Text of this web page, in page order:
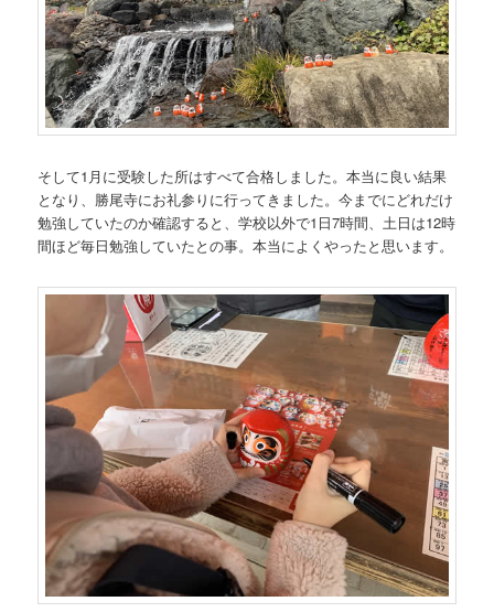
そして1月に受験した所はすべて合格しました。本当に良い結果
となり、勝尾寺にお礼参りに行ってきました。今までにどれだけ
勉強していたのか確認すると、学校以外で1日7時間、土日は12時
間ほど毎日勉強していたとの事。本当によくやったと思います。